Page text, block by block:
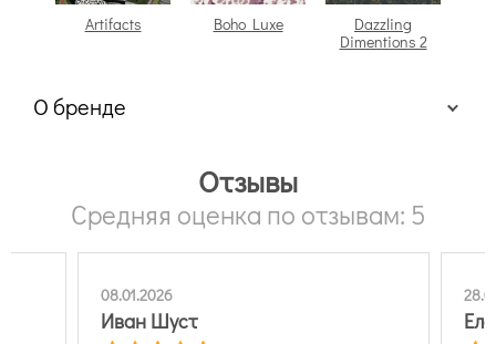
Artifacts Boho Luxe
Dazzling
Dimentions 2
О бренде
Отзывы
Средняя оценка по отзывам: 5
08.01.2026
Иван Шуст